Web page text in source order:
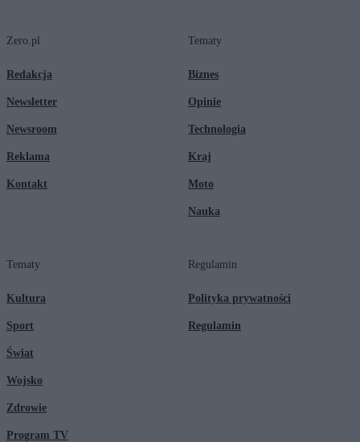
Zero.pl
Redakcja
Newsletter
Newsroom
Reklama
Kontakt
Tematy
Biznes
Opinie
Technologia
Kraj
Moto
Nauka
Tematy
Kultura
Sport
Świat
Wojsko
Zdrowie
Program TV
Regulamin
Polityka prywatności
Regulamin